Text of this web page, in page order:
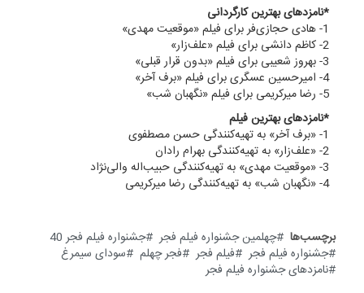
*نامزدهای بهترین کارگردانی
1- هادی حجازی‌فر برای فیلم «موقعیت مهدی»
2- کاظم دانشی برای فیلم «علف‌زار»
3- بهروز شعیبی برای فیلم «بدون قرار قبلی»
4- امیرحسین عسگری برای فیلم «برف آخر»
5- رضا میرکریمی برای فیلم «نگهبان شب»
*نامزدهای بهترین فیلم
1- «برف آخر» به تهیه‌کنندگی حسن مصطفوی
2- «علف‌زار» به تهیه‌کنندگی بهرام رادان
3- «موقعیت مهدی» به تهیه‌کنندگی حبیب‌اله والی‌نژاد
4- «نگهبان شب» به تهیه‌کنندگی رضا میرکریمی
برچسب‌ها چهلمین جشنواره فیلم فجر
جشنواره فیلم فجر 40
جشنواره فیلم فجر
فیلم فجر فجر چهلم
سودای سیمرغ
نامزدهای جشنواره فیلم فجر